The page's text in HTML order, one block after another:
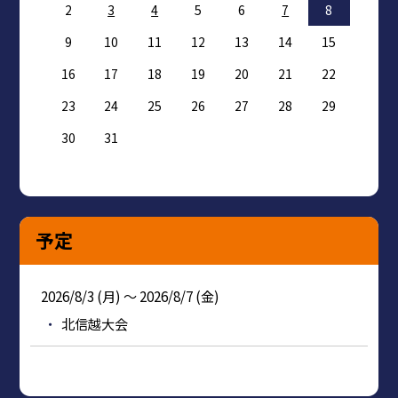
2
3 4 5 6 7
8
9
10 11 12 13 14
15
16
17 18 19 20 21
22
23
24 25 26 27 28
29
30
31
予定
2026/8/3 (月) ～ 2026/8/7 (金)
北信越大会